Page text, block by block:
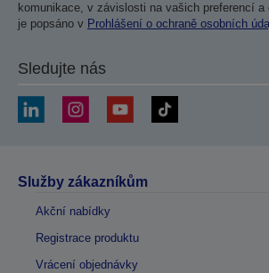
komunikace, v závislosti na vašich preferencí a
je popsáno v Prohlášení o ochraně osobních
Sledujte nás
Služby zákazníkům
Akční nabídky
Registrace produktu
Vrácení objednávky